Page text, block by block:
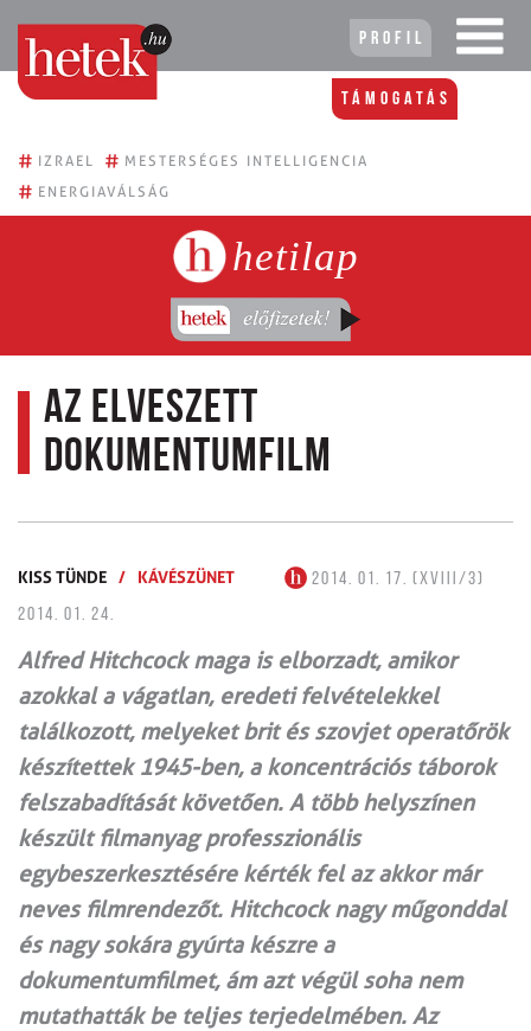
Profil
Támogatás
# IZRAEL # MESTERSÉGES INTELLIGENCIA
# ENERGIAVÁLSÁG
hetilap
Az elveszett
dokumentumfilm
KISS TÜNDE / KÁVÉSZÜNET
2014. 01. 17. (XVIII/3)
2014. 01. 24.
Alfred Hitchcock maga is elborzadt, amikor
azokkal a vágatlan, eredeti felvételekkel
találkozott, melyeket brit és szovjet operatőrök
készítettek 1945-ben, a koncentrációs táborok
felszabadítását követően. A több helyszínen
készült filmanyag professzionális
egybeszerkesztésére kérték fel az akkor már
neves filmrendezőt. Hitchcock nagy műgonddal
és nagy sokára gyúrta készre a
dokumentumfilmet, ám azt végül soha nem
mutathatták be teljes terjedelmében. Az